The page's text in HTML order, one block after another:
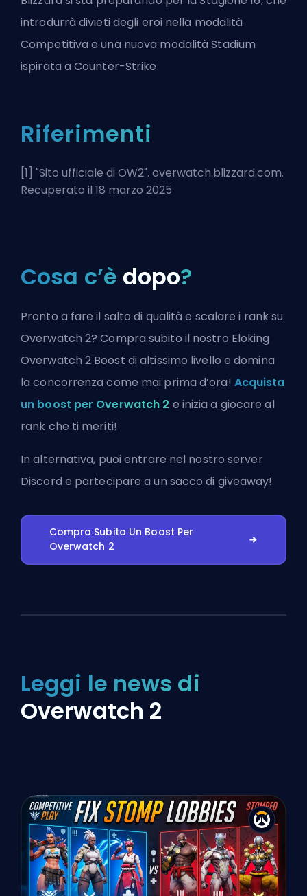
introdurrà divieti degli eroi nella modalità
Competitiva e una nuova modalità Stadium
ispirata a Counter-Strike.
Riferimenti
[1] "Sito ufficiale di OW2". overwatch.blizzard.com.
Recuperato il 18 marzo 2025
Cosa c’è dopo?
Pronto a fare il salto di qualità e scalare i rank su
Overwatch 2? Compra subito il nostro Eloking
Overwatch 2 Boost di altissimo livello e domina
la concorrenza come mai prima d’ora! Acquista
un boost per Overwatch 2 e inizia a giocare al
rank che ti meriti!
In alternativa, puoientrare nel nostro server
Discord e partecipare a un sacco di giveaway!
Compra Subito Un Boost Per
Overwatch 2
Leggi le news di
Overwatch 2